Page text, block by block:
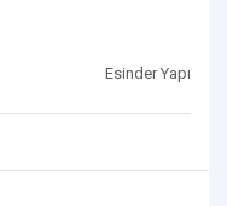
Esinder Yapı